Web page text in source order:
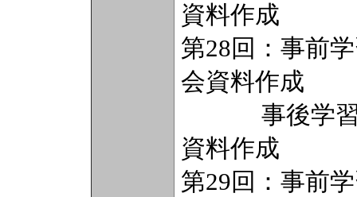
資料作成
第28回：事前
会資料作成
事後学習（
資料作成
第29回：事前